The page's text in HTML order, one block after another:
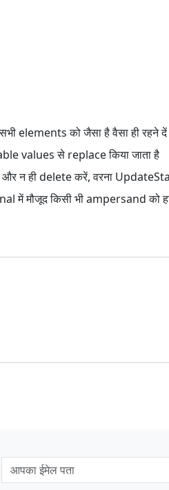
elements को जैसा है वैसा ही रहने दें
values से replace किया जाता है
न ही delete करें, वरना
में मौजूद किसी भी ampersand को